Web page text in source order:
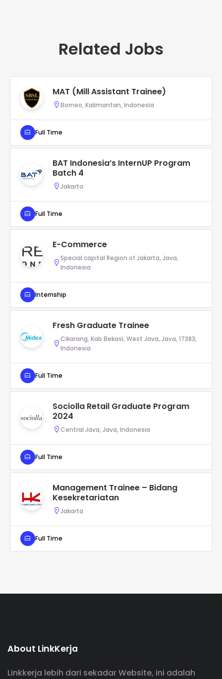
Related Jobs
MAT (Mill Assistant Trainee)
Borneo, Kalimantan, Indonesia
Full Time
BAT Indonesia’s InternUP Program
Batch 4
Jakarta
Full Time
E-Commerce
Special capital Region of Jakarta, Java,
Indonesia
Internship
Fresh Graduate Trainee
Cikarang, Kab Bekasi, West Java, Java, 17383,
Indonesia
Full Time
Sociolla Retail Graduate Program
2024
Central Java, Java, Indonesia
Full Time
Management Trainee – Bidang
Kesekretariatan
Jakarta
Full Time
About LinkKerja
Linkkerja lebih dari sekadar Website, ini adalah